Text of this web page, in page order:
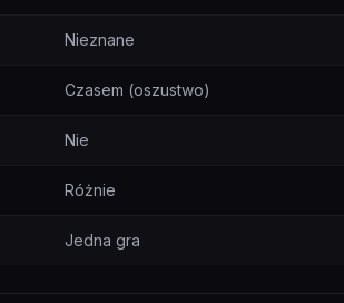
Nieznane
Czasem (oszustwo)
Nie
Różnie
Jedna gra